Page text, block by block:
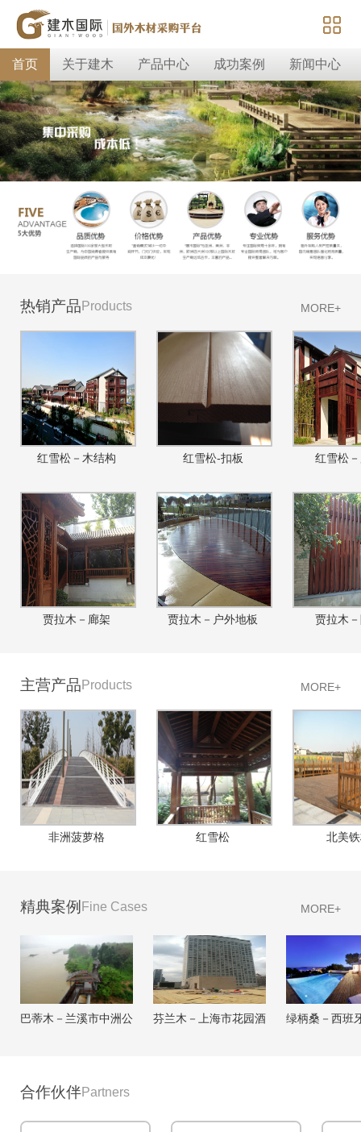
首页 关于建木 产品中心 成功案例 新闻中心
热销产品 Products MORE+
红雪松－木结构 红雪松-扣板 红雪松
贾拉木－廊架 贾拉木－户外地板 贾拉木
主营产品 Products MORE+
非洲菠萝格 红雪松 北美
精典案例 Fine Cases MORE+
巴蒂木－兰溪市中洲公 芬兰木－上海市花园酒 绿柄桑－西班
合作伙伴Partners